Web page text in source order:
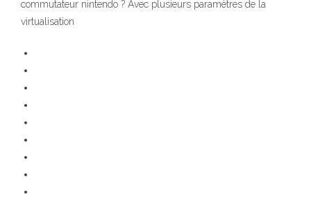
commutateur nintendo ? Avec plusieurs paramètres de la
virtualisation